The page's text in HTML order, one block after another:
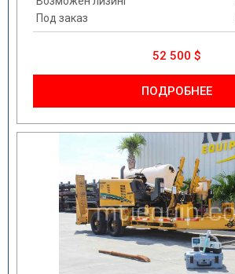
Под заказ
52 500 $
ПОДРОБНЕЕ